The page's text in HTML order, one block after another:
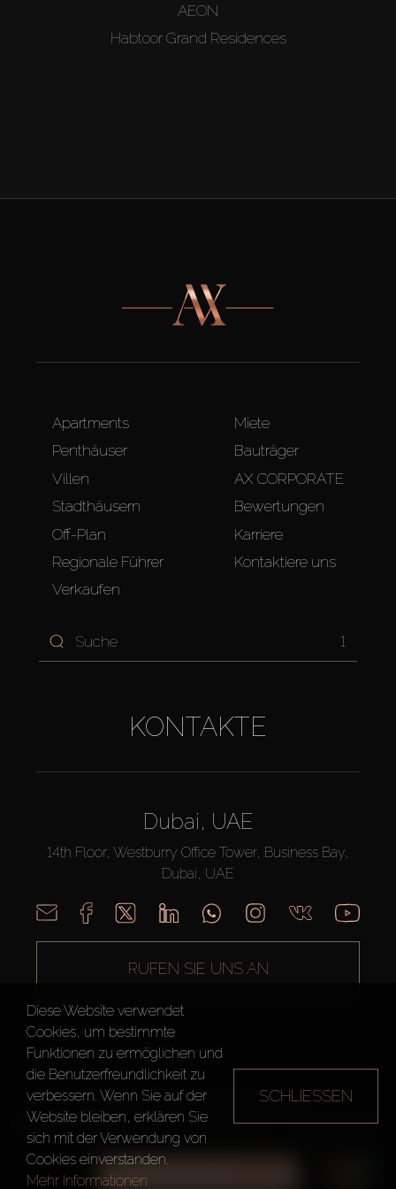
ALLE FILTER
AEON
Habtoor Grand Residences
Apartments
Penthäuser
Villen
Stadthäusern
Off-Plan
Regionale Führer
Verkaufen
Miete
Bauträger
AX CORPORATE
Bewertungen
Karriere
Kontaktiere uns
1
KONTAKTE
Dubai, UAE
14th Floor, Westburry Office Tower, Business Bay,
Dubai, UAE
RUFEN SIE UNS AN
AX CAPITAL ©2026 Alle Rechte vorbehalten
Nutzungsbedingungen
Datenschutzrichtlinie Seitenverzeichnis
Diese Website verwendet
Cookies, um bestimmte
Funktionen zu ermöglichen und
die Benutzerfreundlichkeit zu
verbessern. Wenn Sie auf der
Website bleiben, erklären Sie
sich mit der Verwendung von
Cookies einverstanden.
Mehr Informationen
SCHLIESSEN